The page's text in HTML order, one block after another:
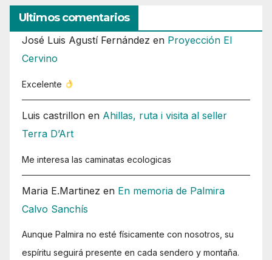
Ultimos comentarios
José Luis Agustí Fernández en Proyección El
Cervino
Excelente
Luis castrillon en Ahillas, ruta i visita al seller
Terra D’Art
Me interesa las caminatas ecologicas
Maria E.Martinez en En memoria de Palmira
Calvo Sanchís
Aunque Palmira no esté físicamente con nosotros, su
espíritu seguirá presente en cada sendero y montaña.